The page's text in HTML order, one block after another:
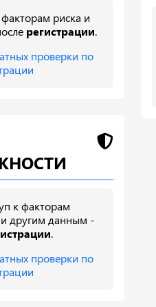
риска и
регистрации.
проверки по
к факторам
другим данным -
.
проверки по